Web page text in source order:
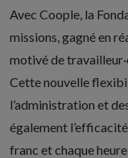
Avec Coople, la
missions, gagné en
motivé de
Cette nouvelle
l’administration et
également
franc et chaque